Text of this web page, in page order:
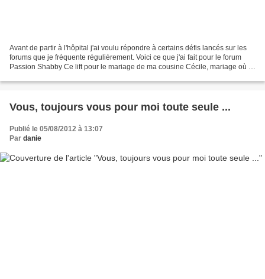
Avant de partir à l'hôpital j'ai voulu répondre à certains défis lancés sur les
forums que je fréquente régulièrement. Voici ce que j'ai fait pour le forum
Passion Shabby Ce lift pour le mariage de ma cousine Cécile, mariage où je
Vous, toujours vous pour moi toute seule ...
Publié le 05/08/2012 à 13:07
Par danie